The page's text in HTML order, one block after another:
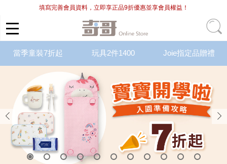
填寫完善會員資料，立即享正品9折優惠並享會員權益！
當季童裝7折起 玩具2件1400 Joie指定品贈禮